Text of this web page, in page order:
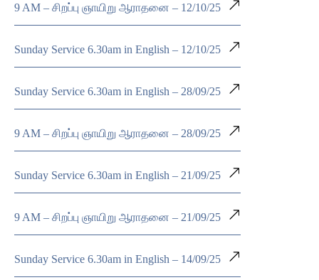
9 AM – சிறப்பு ஞாயிறு ஆராதனை – 12/10/25
Sunday Service 6.30am in English – 12/10/25
Sunday Service 6.30am in English – 28/09/25
9 AM – சிறப்பு ஞாயிறு ஆராதனை – 28/09/25
Sunday Service 6.30am in English – 21/09/25
9 AM – சிறப்பு ஞாயிறு ஆராதனை – 21/09/25
Sunday Service 6.30am in English – 14/09/25